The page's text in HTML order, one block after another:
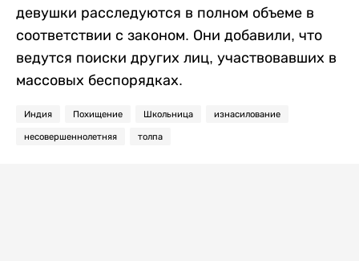
девушки расследуются в полном объеме в
соответствии с законом. Они добавили, что
ведутся поиски других лиц, участвовавших в
массовых беспорядках.
Индия Похищение Школьница изнасилование
несовершеннолетняя толпа